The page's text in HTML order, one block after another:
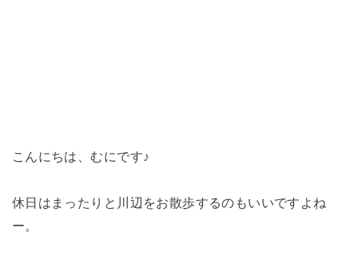
こんにちは、むにです♪
休日はまったりと川辺をお散歩するのもいいですよね
ー。